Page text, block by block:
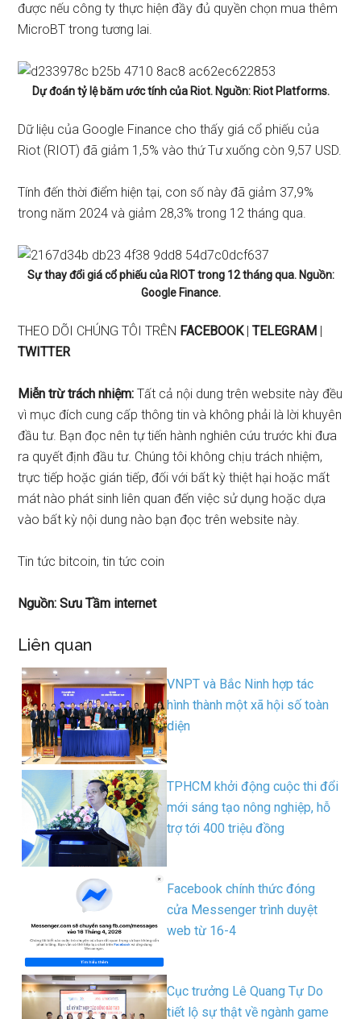
được nếu công ty thực hiện đầy đủ quyền chọn mua thêm
MicroBT trong tương lai.
Dự đoán tỷ lệ băm ước tính của Riot. Nguồn: Riot Platforms.
Dữ liệu của Google Finance cho thấy giá cổ phiếu của
Riot (RIOT) đã giảm 1,5% vào thứ Tư xuống còn 9,57 USD.
Tính đến thời điểm hiện tại, con số này đã giảm 37,9%
trong năm 2024 và giảm 28,3% trong 12 tháng qua.
Sự thay đổi giá cổ phiếu của RIOT trong 12 tháng qua. Nguồn:
Google Finance.
THEO DÕI CHÚNG TÔI TRÊN FACEBOOK|TELEGRAM |
TWITTER
Miễn trừ trách nhiệm: Tất cả nội dung trên website này đều
vì mục đích cung cấp thông tin và không phải là lời khuyên
đầu tư. Bạn đọc nên tự tiến hành nghiên cứu trước khi đưa
ra quyết định đầu tư. Chúng tôi không chịu trách nhiệm,
trực tiếp hoặc gián tiếp, đối với bất kỳ thiệt hại hoặc mất
mát nào phát sinh liên quan đến việc sử dụng hoặc dựa
vào bất kỳ nội dung nào bạn đọc trên website này.
Tin tức bitcoin, tin tức coin
Nguồn: Sưu Tầm internet
Liên quan
VNPT và Bắc Ninh hợp tác
hình thành một xã hội số toàn
diện
TPHCM khởi động cuộc thi đổi
mới sáng tạo nông nghiệp, hỗ
trợ tới 400 triệu đồng
Facebook chính thức đóng
cửa Messenger trình duyệt
web từ 16-4
Cục trưởng Lê Quang Tự Do
tiết lộ sự thật về ngành game